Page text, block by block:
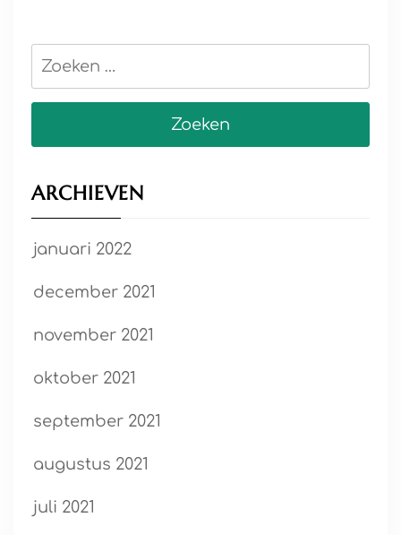
Zoeken
ARCHIEVEN
januari 2022
december 2021
november 2021
oktober 2021
september 2021
augustus 2021
juli 2021